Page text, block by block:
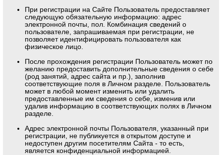
При регистрации на Сайте Пользователь предоставляет
следующую обязательную информацию: адрес
электронной почты, пол. Комбинация сведений о
пользователе, запрашиваемая при регистрации, не
позволяет идентифицировать пользователя как
физическое лицо.
После прохождения регистрации Пользователь может по
желанию предоставить дополнительные сведения о себе
(род занятий, адрес сайта и пр.), заполнив
соответствующие поля в Личном разделе. Пользователь
может в любой момент изменить или удалить
предоставленные им сведения о себе, изменив или
удалив информацию в соответствующих полях в Личном
разделе.
Адрес электронной почты Пользователя, указанный при
регистрации, не публикуется в открытом доступе и
недоступен другим посетителям Сайта - то есть,
является конфиденциальной информацией.